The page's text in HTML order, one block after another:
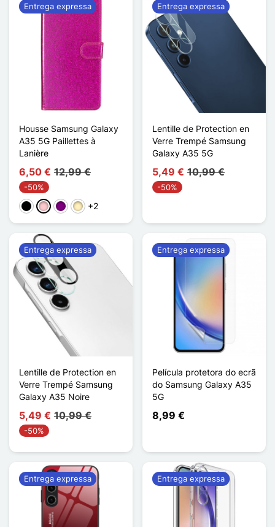
Housse Samsung Galaxy
A35 5G Paillettes à
Lanière
6,50 € 12,99 €
-50%
PretoRosaPúrpura
Ouro+2
Entrega expressa
Lentille de Protection en
Verre Trempé Samsung
Galaxy A35 5G
5,49 € 10,99 €
-50%
Entrega expressa
Lentille de Protection en
Verre Trempé Samsung
Galaxy A35 Noire
5,49 € 10,99 €
-50%
Entrega expressa
Película protetora do ecrã
do Samsung Galaxy A35
5G
8,99 €
Entrega expressa
Entrega expressa Entrega expressa